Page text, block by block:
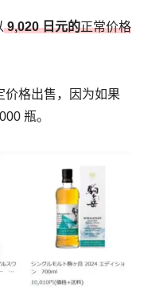
9,020 日元的正常价格
价格出售，因为如果
瓶。